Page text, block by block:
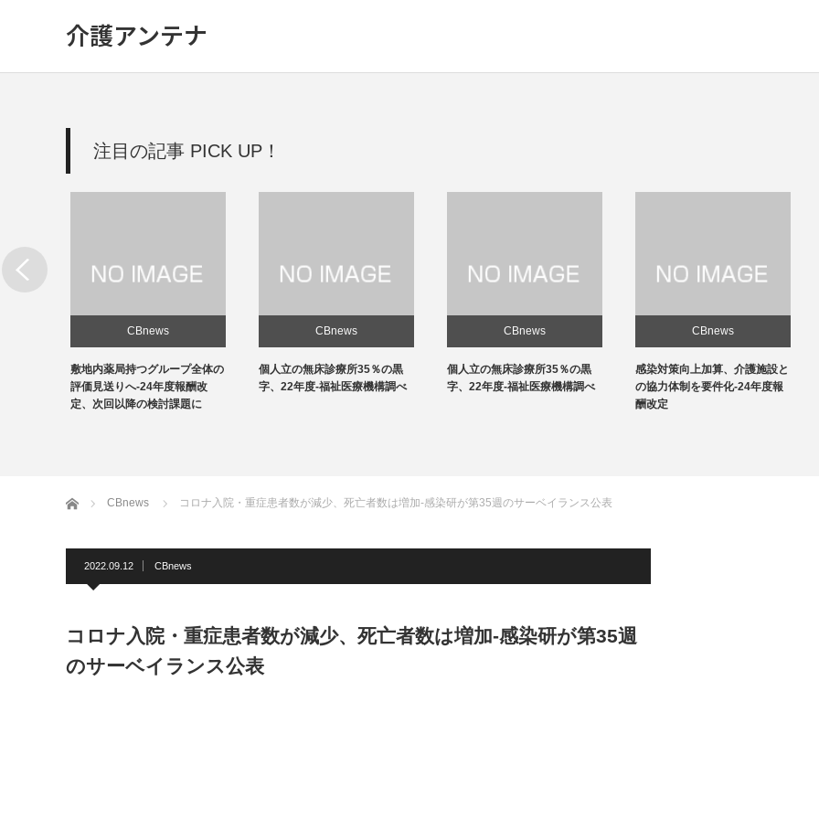
介護アンテナ
注目の記事 PICK UP！
CBnews
敷地内薬局持つグループ全体の
評価見送りへ-24年度報酬改
定、次回以降の検討課題に
CBnews
個人立の無床診療所35％の黒
字、22年度-福祉医療機構調べ
CBnews
個人立の無床診療所35％の黒
字、22年度-福祉医療機構調べ
CBnews
感染対策向上加算、介護施設と
の協力体制を要件化-24年度報
酬改定
ホーム CBnews コロナ入院・重症患者数が減少、死亡者数は増加-感染研が第35週のサーベイランス公表
2022.09.12 CBnews
コロナ入院・重症患者数が減少、死亡者数は増加-感染研が第35週
のサーベイランス公表